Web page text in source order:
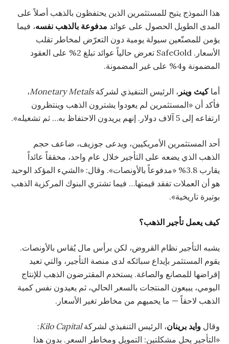
هذا النموذج يتيح للمستثمرين الذين يحتفظون بالذهب أصلاً على
المدى الطويل الحصول على عوائد مدفوعة بالذهب نفسه، فيما
يؤمن للمصنّعين سيولة يومية دون التعرّض لمخاطر تقلب
الأسعار. SafeGold تعرض حالياً عوائد تبلغ 2% على العقود
المضمونة و4% على غير المضمونة.
أماكيث وينر ، الرئيس التنفيذي لشركةMonetary Metals،
فأكد أن «المستثمرين لم يعودوا يشترون الذهب وينتظرون
ارتفاعه إلى 5 آلاف دولار. إنهم يريدون الاحتفاظ به… ثم تشغيله».
أحد المستثمرين الأمريكيين، ويدعى جوزيف، ضاعف حجم
الذهب الذي يضعه على التأجير خلال عام واحد، محققاً عائداً
يقارب 3.8% «مدفوعاً بالأونصات». وقال: «الشيء المؤكد الوحيد
هو أن العملات تفقد قيمتها… فيما تشتري البنوك المركزية الذهب
بوتيرة تاريخية».
كيف يعمل تأجير الذهب؟
يشبه التأجير نظام القروض، لكن برأس مال يُقاس بالأونصات.
يقوم المستثمر بإيداع سبائكه لدى منصة التأجير، والتي تعيد
إقراضها للمصانع والصاغة. يستخدم المقترضون الذهب للإنتاج
اليومي، يبيعون المنتجات بالسعر الحالي، ثم يعيدون نفس كمية
الذهب لاحقاً — ما يحميهم من مخاطر تغير الأسعار.
وقال وايد برينان، الرئيس التنفيذي لشركةKilo Capital
:
«التأجير يحل مشكلتين: التمويل ومخاطر السعر. بدون هذا